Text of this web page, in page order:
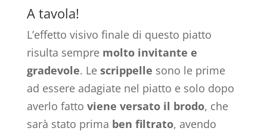
A tavola!
L’effetto visivo finale di questo piatto
risulta sempre molto invitante e
gradevole. Le scrippelle sono le prime
ad essere adagiate nel piatto e solo dopo
averlo fatto viene versato il brodo, che
sarà stato prima ben filtrato, avendo